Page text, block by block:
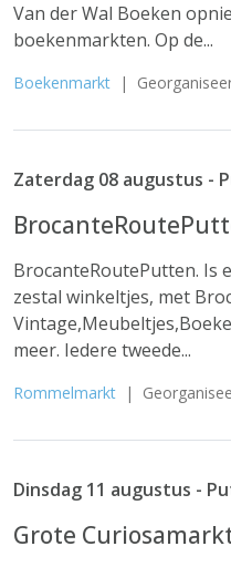
Van der Wal Boeken
boekenmarkten. Op de...
Boekenmarkt |
Zaterdag 08 augustus -
BrocanteRoutePutten. Is
zestal winkeltjes, met
meer. Iedere tweede...
Rommelmarkt |
Dinsdag 11 augustus -
Grote